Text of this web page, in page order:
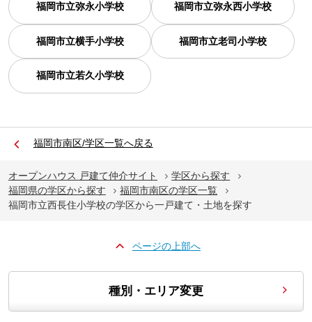
福岡市立弥永小学校 福岡市立弥永西小学校
福岡市立横手小学校 福岡市立老司小学校
福岡市立若久小学校
福岡市南区/学区一覧へ戻る
オープンハウス 戸建て仲介サイト
学区から探す
福岡県の学区から探す
福岡市南区の学区一覧
福岡市立西長住小学校の学区から一戸建て・土地を探す
ページの上部へ
種別・エリア変更